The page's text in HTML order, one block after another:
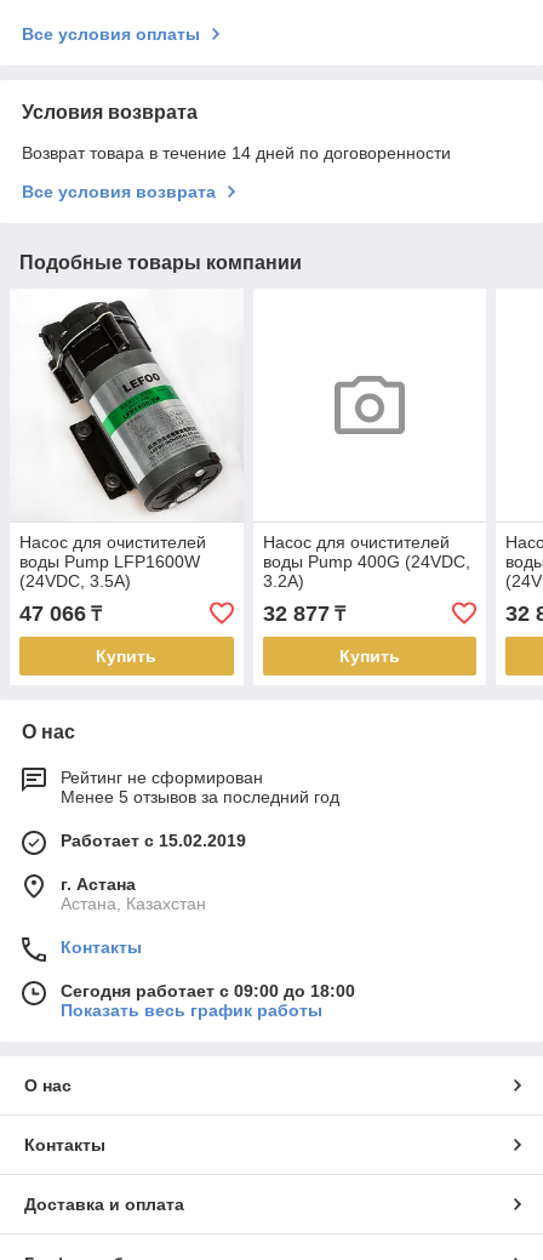
Все условия оплаты
Условия возврата
Возврат товара в течение 14 дней по договоренности
Все условия возврата
Подобные товары компании
Насос для очистителей
воды Pump LFP1600W
(24VDC, 3.5A)
47 066 ₸
Купить
Насос для очистителей
воды Pump 400G (24VDC,
3.2A)
32 877₸
Купить
32
О нас
Рейтинг не сформирован
Менее 5 отзывов за последний год
Работает с 15.02.2019
г. Астана
Астана, Казахстан
Контакты
Сегодня работает с 09:00 до 18:00
Показать весь график работы
О нас
Контакты
Доставка и оплата